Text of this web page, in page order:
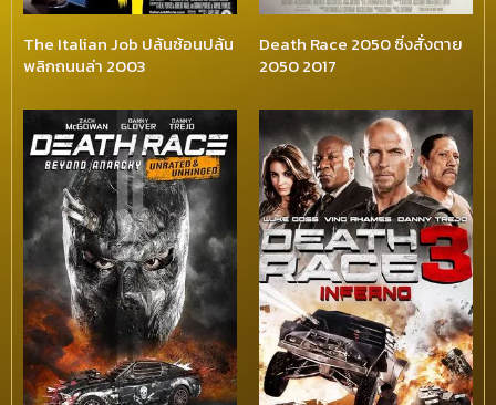
The Italian Job ปล้นซ้อนปล้น
พลิกถนนล่า 2003
Death Race 2050 ซิ่งสั่งตาย
2050 2017